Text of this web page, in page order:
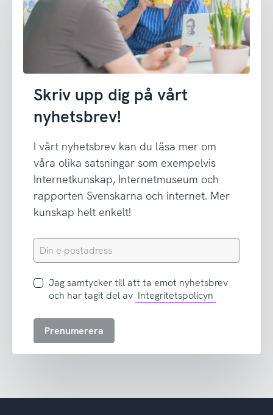
Skriv upp dig på vårt
nyhetsbrev!
I vårt nyhetsbrev kan du läsa mer om
våra olika satsningar som exempelvis
Internetkunskap, Internetmuseum och
rapporten Svenskarna och internet. Mer
kunskap helt enkelt!
Din
e-
Jag
samtycker
att
Jag samtycker till att ta emot nyhetsbrev
och har tagit del av Integritetspolicyn
Prenumerera